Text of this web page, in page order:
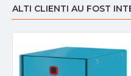
ALTI CLIENTI AU FOST